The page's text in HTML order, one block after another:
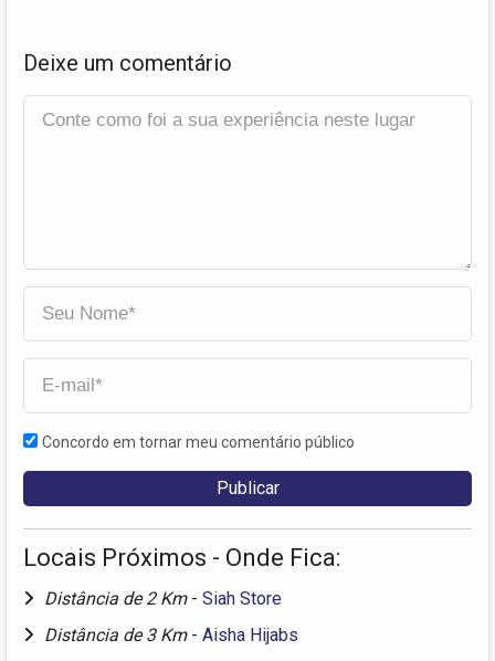
Deixe um comentário
Concordo em tornar meu comentário público
Locais Próximos - Onde Fica:
Distância de 2 Km - Siah Store
Distância de 3 Km - Aisha Hijabs